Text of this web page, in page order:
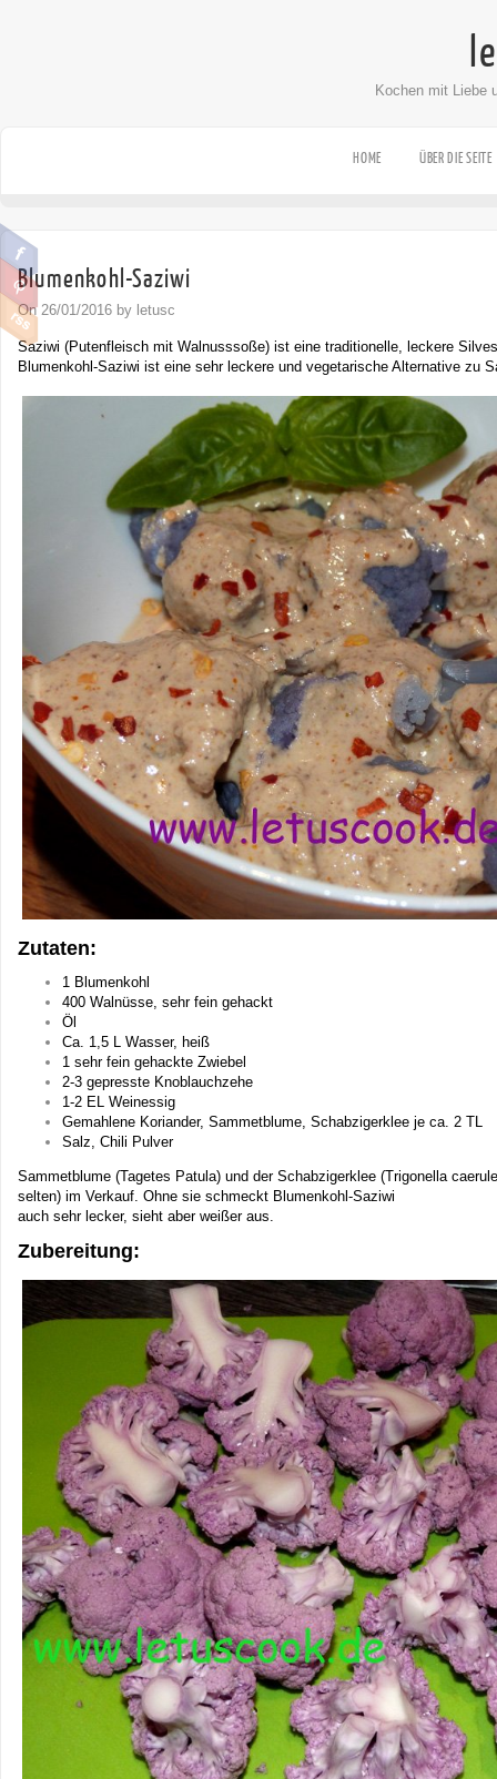
Kochen mit Liebe
HOME ÜBER DIE SEITE
Blumenkohl-Saziwi
On 26/01/2016 by letusc
Saziwi (Putenfleisch mit Walnusssoße) ist eine traditionelle, leckere
Blumenkohl-Saziwi ist eine sehr leckere und vegetarische Alternative zu
Zutaten:
1 Blumenkohl
400 Walnüsse, sehr fein gehackt
Öl
Ca. 1,5 L Wasser, heiß
1 sehr fein gehackte Zwiebel
2-3 gepresste Knoblauchzehe
1-2 EL Weinessig
Gemahlene Koriander, Sammetblume, Schabzigerklee je ca. 2 TL
Salz, Chili Pulver
Sammetblume (Tagetes Patula) und der Schabzigerklee (Trigonella
selten) im Verkauf. Ohne sie schmeckt Blumenkohl-Saziwi
auch sehr lecker, sieht aber weißer aus.
Zubereitung: